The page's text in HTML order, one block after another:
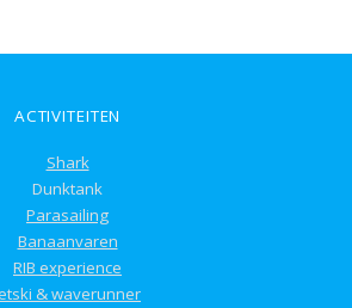
ACTIVITEITEN
Shark
Dunktank
Parasailing
Banaanvaren
RIB experience
& waverunner